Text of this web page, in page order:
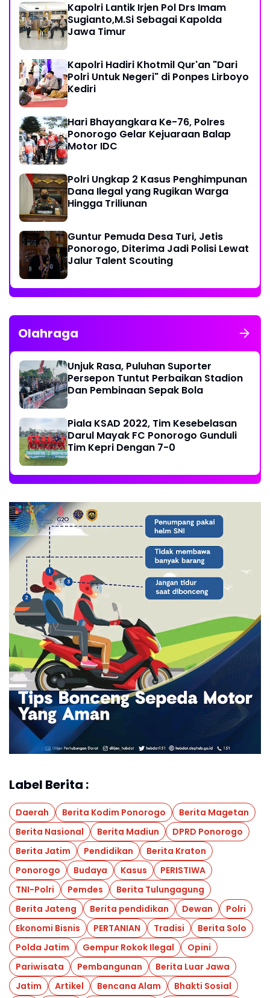
Kapolri Lantik Irjen Pol Drs Imam
Sugianto,M.Si Sebagai Kapolda
Jawa Timur
Kapolri Hadiri Khotmil Qur'an "Dari
Polri Untuk Negeri" di Ponpes Lirboyo
Kediri
Hari Bhayangkara Ke-76, Polres
Ponorogo Gelar Kejuaraan Balap
Motor IDC
Polri Ungkap 2 Kasus Penghimpunan
Dana Ilegal yang Rugikan Warga
Hingga Triliunan
Guntur Pemuda Desa Turi, Jetis
Ponorogo, Diterima Jadi Polisi Lewat
Jalur Talent Scouting
Olahraga
Unjuk Rasa, Puluhan Suporter
Persepon Tuntut Perbaikan Stadion
Dan Pembinaan Sepak Bola
Piala KSAD 2022, Tim Kesebelasan
Darul Mayak FC Ponorogo Gunduli
Tim Kepri Dengan 7-0
Label Berita :
Daerah Berita Kodim Ponorogo
Berita Magetan
Berita Nasional
Berita Madiun
DPRD Ponorogo
Berita Jatim
Pendidikan
Berita Kraton
Ponorogo
Budaya Kasus
PERISTIWA
TNI-Polri
Pemdes
Berita Tulungagung
Berita Jateng
Berita pendidikan Dewan
Polri
Ekonomi Bisnis
PERTANIAN Tradisi
Berita Solo
Polda Jatim
Gempur Rokok Ilegal
Opini
Pariwisata
Pembangunan
Berita Luar Jawa
Jatim
Artikel Bencana Alam
Bhakti Sosial